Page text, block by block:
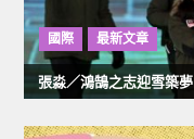
國際 最新文章
張淼／鴻鵠之志迎雪築夢